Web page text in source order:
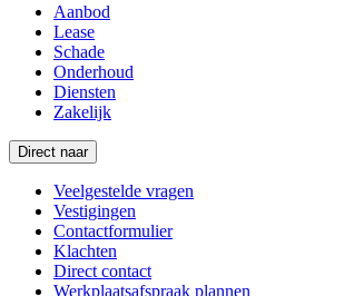
Aanbod
Lease
Schade
Onderhoud
Diensten
Zakelijk
Direct naar
Veelgestelde vragen
Vestigingen
Contactformulier
Klachten
Direct contact
Werkplaatsafspraak plannen